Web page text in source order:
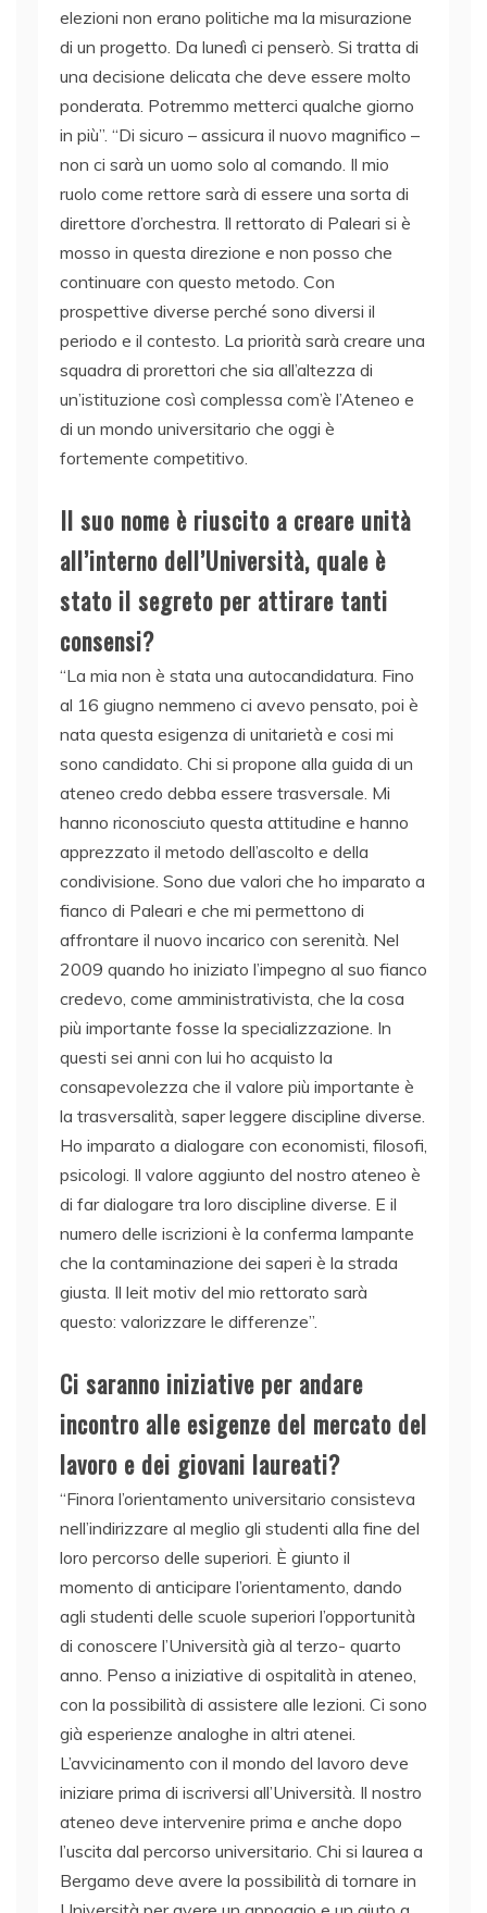
elezioni non erano politiche ma la misurazione
di un progetto. Da lunedì ci penserò. Si tratta di
una decisione delicata che deve essere molto
ponderata. Potremmo metterci qualche giorno
in più”. “Di sicuro – assicura il nuovo magnifico –
non ci sarà un uomo solo al comando. Il mio
ruolo come rettore sarà di essere una sorta di
direttore d’orchestra. Il rettorato di Paleari si è
mosso in questa direzione e non posso che
continuare con questo metodo. Con
prospettive diverse perché sono diversi il
periodo e il contesto. La priorità sarà creare una
squadra di prorettori che sia all’altezza di
un’istituzione così complessa com’è l’Ateneo e
di un mondo universitario che oggi è
fortemente competitivo.
Il suo nome è riuscito a creare unità
all’interno dell’Università, quale è
stato il segreto per attirare tanti
consensi?
“La mia non è stata una autocandidatura. Fino
al 16 giugno nemmeno ci avevo pensato, poi è
nata questa esigenza di unitarietà e cosi mi
sono candidato. Chi si propone alla guida di un
ateneo credo debba essere trasversale. Mi
hanno riconosciuto questa attitudine e hanno
apprezzato il metodo dell’ascolto e della
condivisione. Sono due valori che ho imparato a
fianco di Paleari e che mi permettono di
affrontare il nuovo incarico con serenità. Nel
2009 quando ho iniziato l’impegno al suo fianco
credevo, come amministrativista, che la cosa
più importante fosse la specializzazione. In
questi sei anni con lui ho acquisto la
consapevolezza che il valore più importante è
la trasversalità, saper leggere discipline diverse.
Ho imparato a dialogare con economisti, filosofi,
psicologi. Il valore aggiunto del nostro ateneo è
di far dialogare tra loro discipline diverse. E il
numero delle iscrizioni è la conferma lampante
che la contaminazione dei saperi è la strada
giusta. Il leit motiv del mio rettorato sarà
questo: valorizzare le differenze”.
Ci saranno iniziative per andare
incontro alle esigenze del mercato del
lavoro e dei giovani laureati?
“Finora l’orientamento universitario consisteva
nell’indirizzare al meglio gli studenti alla fine del
loro percorso delle superiori. È giunto il
momento di anticipare l’orientamento, dando
agli studenti delle scuole superiori l’opportunità
di conoscere l’Università già al terzo- quarto
anno. Penso a iniziative di ospitalità in ateneo,
con la possibilità di assistere alle lezioni. Ci sono
già esperienze analoghe in altri atenei.
L’avvicinamento con il mondo del lavoro deve
iniziare prima di iscriversi all’Università. Il nostro
ateneo deve intervenire prima e anche dopo
l’uscita dal percorso universitario. Chi si laurea a
Bergamo deve avere la possibilità di tornare in